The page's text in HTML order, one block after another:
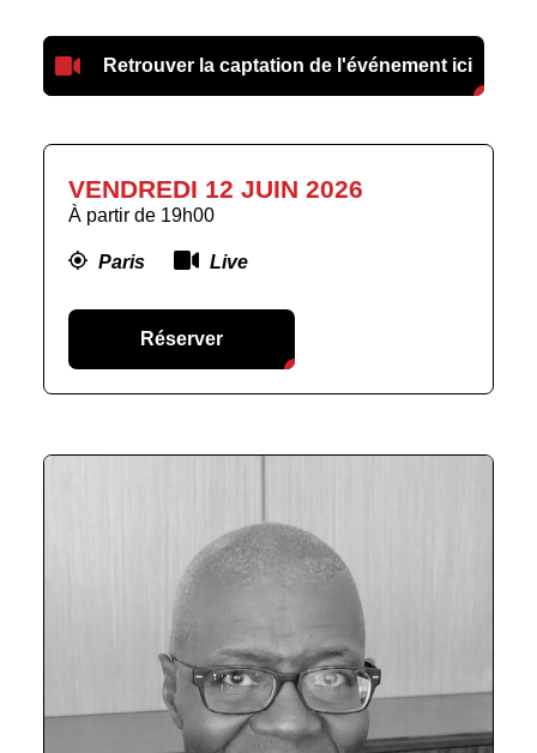
Retrouver la captation de l'événement ici
VENDREDI 12 JUIN 2026
À partir de 19h00
Paris Live
Réserver